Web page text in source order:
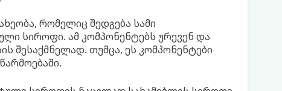
რომელიც შედგება სამი
სიროფი. ამ კომპონენტებს ურევენ და
შესაქმნელად. თუმცა, ეს კომპონენტები